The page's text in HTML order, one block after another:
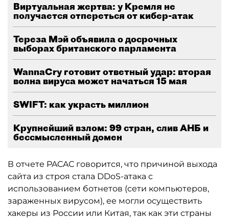
Виртуальная жертва: у Кремля не
получается отпереться от кибер-атак
Тереза Мэй объявила о досрочных
выборах британского парламента
WannaCry готовит ответный удар: вторая
волна вируса может начаться 15 мая
SWIFT: как украсть миллион
Крупнейший взлом: 99 стран, слив АНБ и
бессмысленный домен
В отчете PACAС говорится, что причиной выхода
сайта из строя стала DDoS-атака с
использованием ботнетов (сети компьютеров,
зараженных вирусом), ее могли осуществить
хакеры из России или Китая, так как эти страны